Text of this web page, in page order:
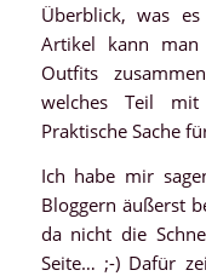
Überblick, was
Artikel kann man
Outfits
welches Teil
Praktische Sache
Ich habe mir
Bloggern äußerst
da nicht die
Seite… ;-) Dafür